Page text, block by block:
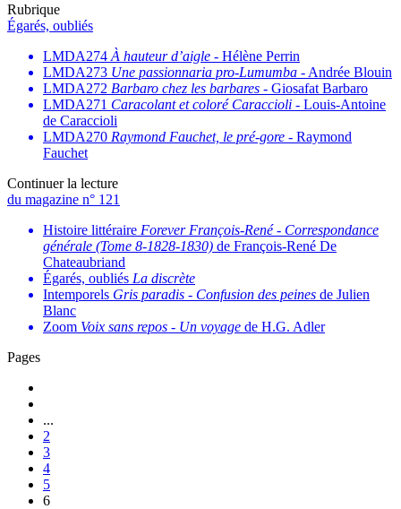
Rubrique
Égarés, oubliés
LMDA274 À hauteur d’aigle - Hélène Perrin
LMDA273 Une passionnaria pro-Lumumba - Andrée Blouin
LMDA272 Barbaro chez les barbares - Giosafat Barbaro
LMDA271 Caracolant et coloré Caraccioli - Louis-Antoine
de Caraccioli
LMDA270 Raymond Fauchet, le pré-gore - Raymond
Fauchet
Continuer la lecture
du magazine n° 121
Histoire littéraire Forever François-René - Correspondance
générale (Tome 8-1828-1830) de François-René De
Chateaubriand
Égarés, oubliés La discrète
Intemporels Gris paradis - Confusion des peines de Julien
Blanc
Zoom Voix sans repos - Un voyage de H.G. Adler
Pages
...
2
3
4
5
6